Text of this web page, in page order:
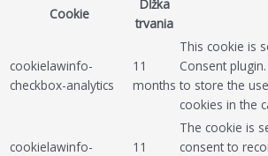
Cookie
Dĺžka
trvania
cookielawinfo-
checkbox-analytics
11
months
This cookie is
Consent
to store the
cookies in the
cookielawinfo-
11
The cookie is
consent to